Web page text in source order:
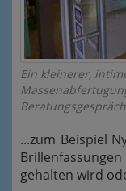
Ein kleinerer,
...zum Beispiel
gehalten wird